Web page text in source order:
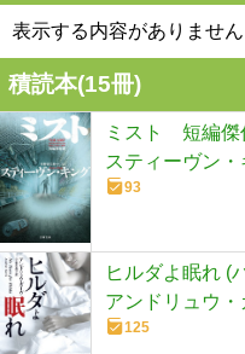
表示する内容がありません
積読本(15冊)
ミスト 短編傑
スティーヴン
93
ヒルダよ眠れ (
アンドリュウ・
125